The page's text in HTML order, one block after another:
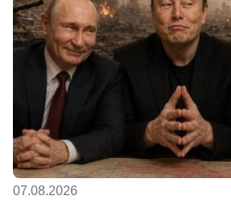
07.08.2026